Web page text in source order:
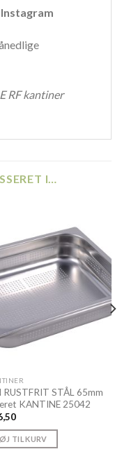
Instagram
RF kantiner
I…
RUSTFRIT STÅL 65mm
KANTINE 25042
TIL KURV